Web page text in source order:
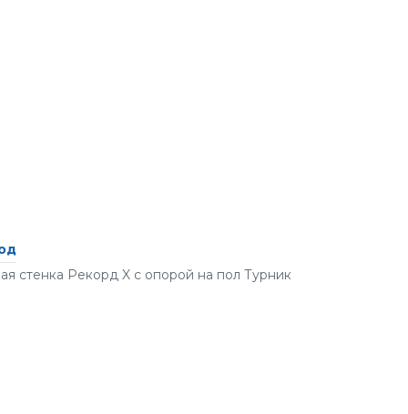
стенка Рекорд X с опорой на пол Турник